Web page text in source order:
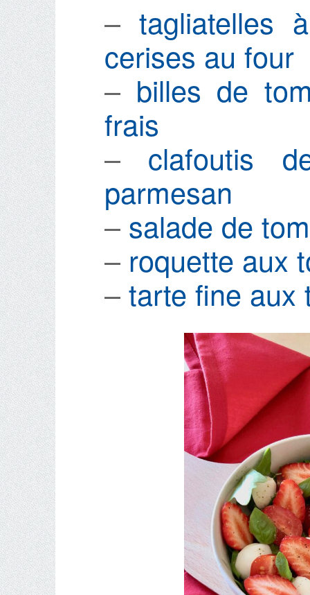
– tagliatelles
cerises au four
– billes de
frais
– clafoutis
parmesan
– salade de
– roquette aux
–tarte fine